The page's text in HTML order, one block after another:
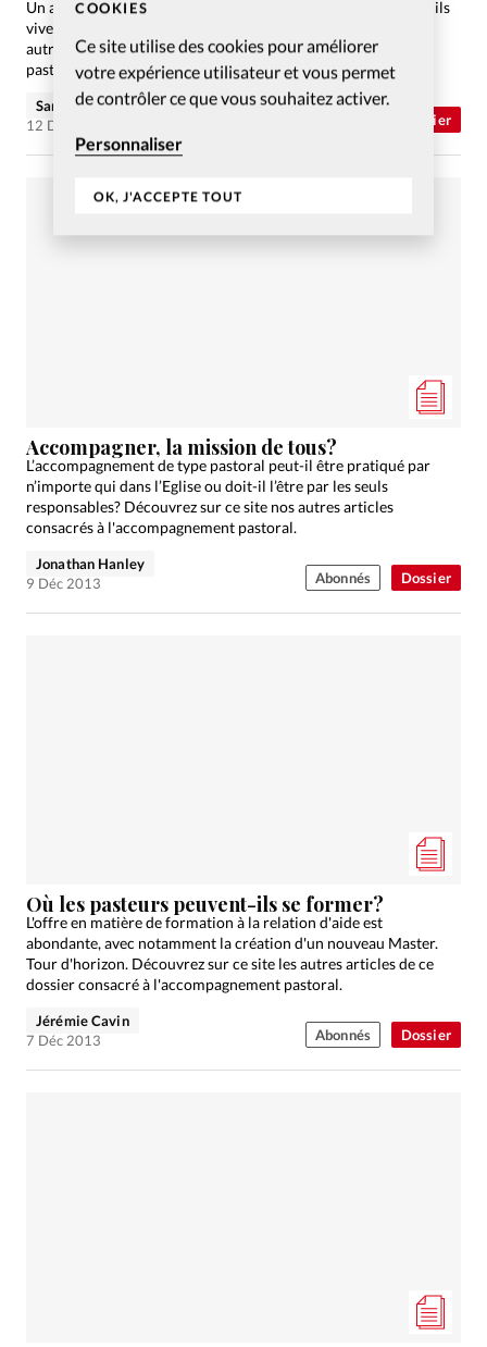
COOKIES
Ce site utilise des cookies pour améliorer
votre expérience utilisateur et vous permet
de contrôler ce que vous souhaitez activer.
Personnaliser
OK, J'ACCEPTE TOUT
Dossier
Un accompagnant et deux accompagnés racontent comment ils
vivent la relation d’aide. Portraits. Découvrez sur ce site les
autres articles de ce dossier consacré à l'accompagnement
pastoral.
Sandrine Roulet
12 Déc 2013
Dossier
Accompagner, la mission de tous?
L’accompagnement de type pastoral peut-il être pratiqué par
n’importe qui dans l’Eglise ou doit-il l’être par les seuls
responsables? Découvrez sur ce site nos autres articles
consacrés à l'accompagnement pastoral.
Jonathan Hanley
9 Déc 2013
Abonnés
Dossier
Où les pasteurs peuvent-ils se former?
L'offre en matière de formation à la relation d'aide est
abondante, avec notamment la création d'un nouveau Master.
Tour d'horizon. Découvrez sur ce site les autres articles de ce
dossier consacré à l'accompagnement pastoral.
Jérémie Cavin
7 Déc 2013
Abonnés